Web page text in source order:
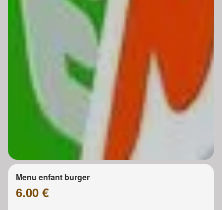
Menu enfant burger
6.00 €